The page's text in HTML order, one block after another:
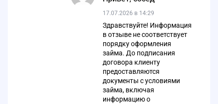
17.07.2026 в 14:29
Здравствуйте! Информация
в отзыве не соответствует
порядку оформления
займа. До подписания
договора клиенту
предоставляются
документы с условиями
займа, включая
информацию о